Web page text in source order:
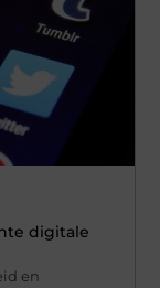
digitale
en